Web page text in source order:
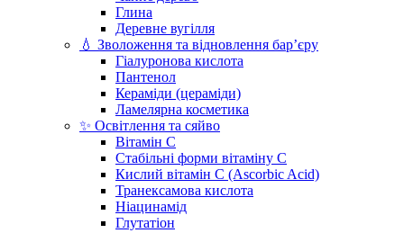
Глина
Деревне вугілля
💧 Зволоження та відновлення бар’єру
Гіалуронова кислота
Пантенол
Кераміди (цераміди)
Ламелярна косметика
✨ Освітлення та сяйво
Вітамін С
Стабільні форми вітаміну С
Кислий вітамін С (Ascorbic Acid)
Транексамова кислота
Ніацинамід
Глутатіон